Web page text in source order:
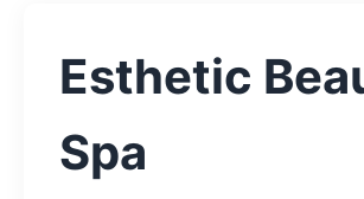
Esthetic
Spa